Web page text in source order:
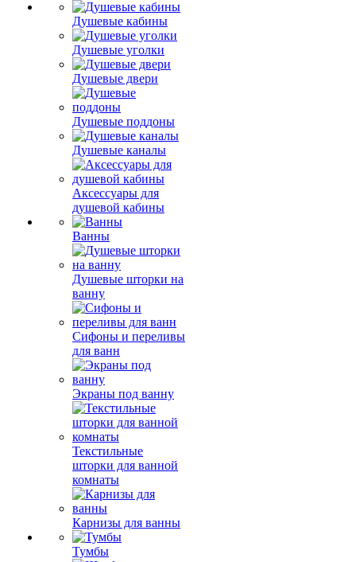
Душевые кабины
Душевые уголки
Душевые двери
Душевые поддоны
Душевые каналы
Аксессуары для
душевой кабины
Ванны
Душевые шторки на
ванну
Сифоны и переливы
для ванн
Экраны под ванну
Текстильные
шторки для ванной
комнаты
Карнизы для ванны
Тумбы